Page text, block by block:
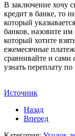
В заключение хочу
кредит в банке, то
который
банков, назовите
который хотите
ежемесячные
сравнивайте и
узнать переплату по
Источник
Назад
Вперед